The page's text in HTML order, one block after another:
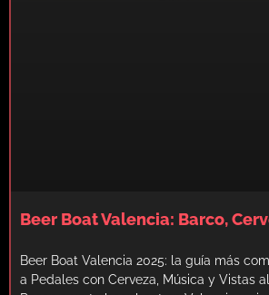
Beer Boat Valencia: Barco,
Beer Boat Valencia 2025: la guía más
a Pedales con Cerveza, Música y Vistas